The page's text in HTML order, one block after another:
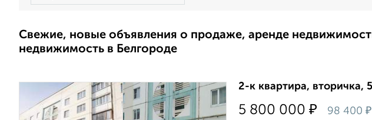
Свежие, новые объявления о продаже, аренде
недвижимость в Белгороде
2-к квартира, вторичка,
5 800 000 ₽ 98 400 ₽